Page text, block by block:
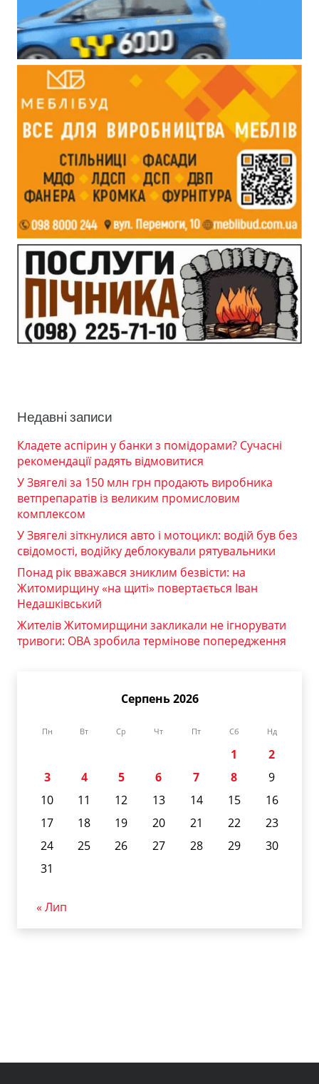
Недавні записи
Кладете аспірин у банки з помідорами? Сучасні
рекомендації радять відмовитися
У Звягелі за 150 млн грн продають виробника
ветпрепаратів із великим промисловим
комплексом
У Звягелі зіткнулися авто і мотоцикл: водій був без
свідомості, водійку деблокували рятувальники
Понад рік вважався зниклим безвісти: на
Житомирщину «на щиті» повертається Іван
Недашківський
Жителів Житомирщини закликали не ігнорувати
тривоги: ОВА зробила термінове попередження
Серпень 2026
Пн Вт Ср Чт Пт Сб Нд
1
2
3
4 5 6 7 8
9
10
11 12 13 14 15
16
17
18 19 20 21 22
23
24
25 26 27 28 29
30
31
« Лип